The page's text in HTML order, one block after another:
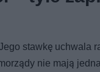
stawkę uchwala
nie mają